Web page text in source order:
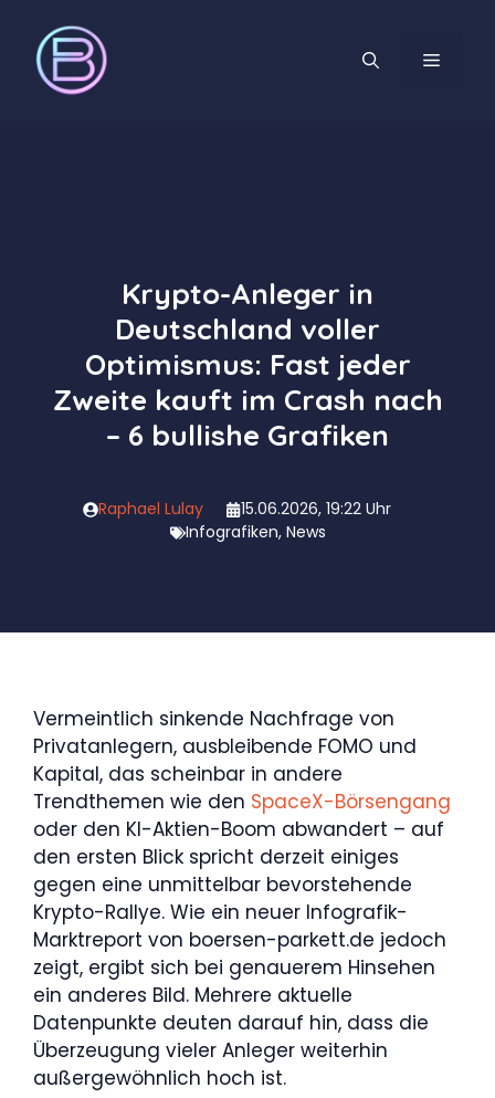
Inhalt
springen
MENÜ
Krypto-Anleger in
Deutschland voller
Optimismus: Fast jeder
Zweite kauft im Crash nach
– 6 bullishe Grafiken
Raphael Lulay
15.06.2026, 19:22 Uhr
Infografiken, News
Vermeintlich sinkende Nachfrage von
Privatanlegern, ausbleibende FOMO und
Kapital, das scheinbar in andere
Trendthemen wie den SpaceX-Börsengang
oder den KI-Aktien-Boom abwandert – auf
den ersten Blick spricht derzeit einiges
gegen eine unmittelbar bevorstehende
Krypto-Rallye. Wie ein neuer Infografik-
Marktreport von boersen-parkett.de jedoch
zeigt, ergibt sich bei genauerem Hinsehen
ein anderes Bild. Mehrere aktuelle
Datenpunkte deuten darauf hin, dass die
Überzeugung vieler Anleger weiterhin
außergewöhnlich hoch ist.